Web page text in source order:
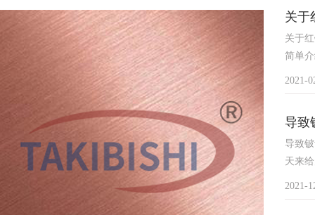
关于
关于
简单
2021-
导致
导致
天来
2021-